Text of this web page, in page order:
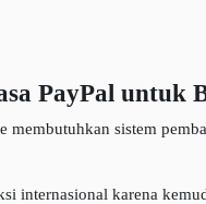
PayPal untuk
sistem
internasional karena